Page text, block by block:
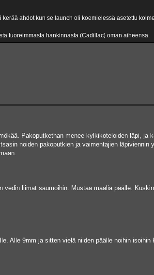
ahdot kun se launch oli koemielessä asetettu
tuoreimmasta hankinnasta (Cadillac) oman aiheensa.
Pakoputkethan menee kylkikoteloiden läpi, ja
noiden pakoputkien ja vaimentajien läpiviennin
liimat saumoihin. Mustaa maalia päälle.
Alle 9mm ja sitten vielä niiden päälle noihin isoihin